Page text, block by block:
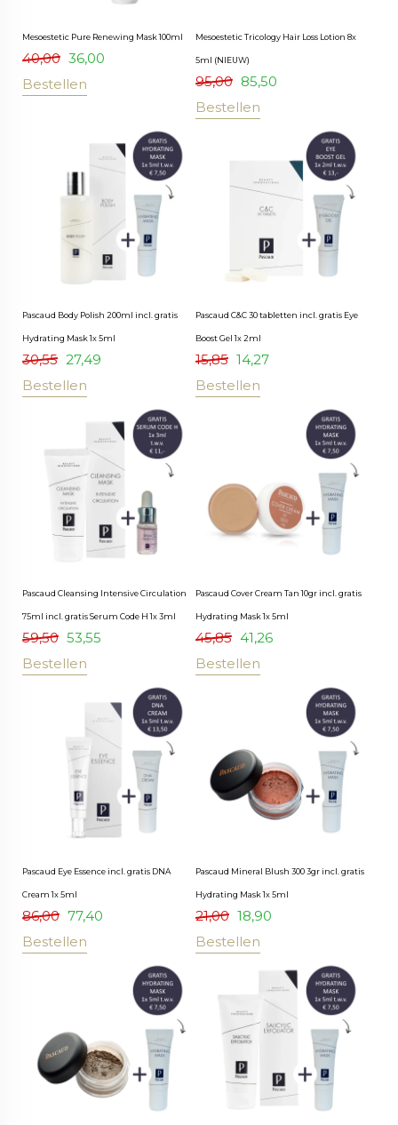
Mesoestetic Pure Renewing Mask 100ml
40,00 36,00
Bestellen
Mesoestetic Tricology Hair Loss Lotion 8x
5ml (NIEUW)
95,00 85,50
Bestellen
Pascaud Body Polish 200ml incl. gratis
Hydrating Mask 1x 5ml
30,55 27,49
Bestellen
Pascaud C&C 30 tabletten incl. gratis Eye
Boost Gel 1x 2ml
15,85 14,27
Bestellen
Pascaud Cleansing Intensive Circulation
75ml incl. gratis Serum Code H 1x 3ml
59,50 53,55
Bestellen
Pascaud Cover Cream Tan 10gr incl. gratis
Hydrating Mask 1x 5ml
45,85 41,26
Bestellen
Pascaud Eye Essence incl. gratis DNA
Cream 1x 5ml
86,00 77,40
Bestellen
Pascaud Mineral Blush 300 3gr incl. gratis
Hydrating Mask 1x 5ml
21,00 18,90
Bestellen